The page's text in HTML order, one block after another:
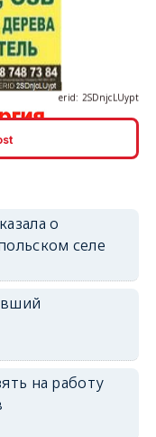
о
селе
на работу